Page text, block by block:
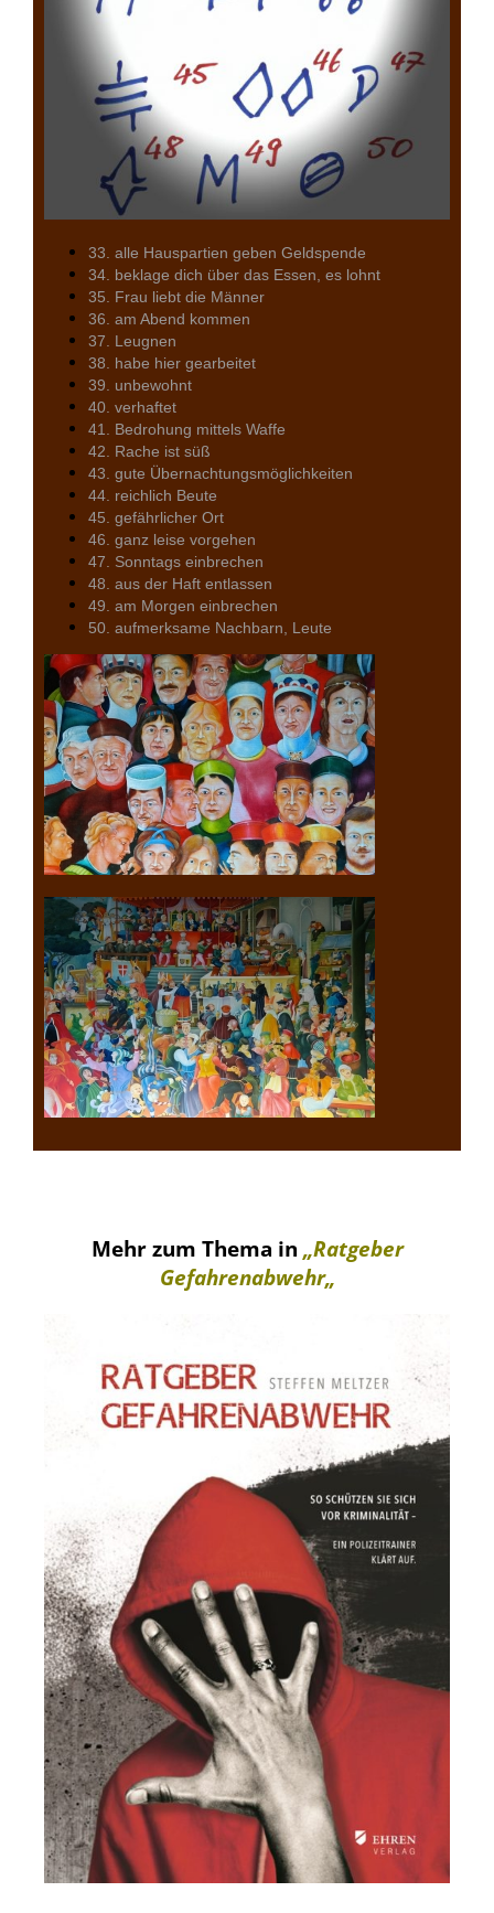
33. alle Hauspartien geben Geldspende
34. beklage dich über das Essen, es lohnt
35. Frau liebt die Männer
36. am Abend kommen
37. Leugnen
38. habe hier gearbeitet
39. unbewohnt
40. verhaftet
41. Bedrohung mittels Waffe
42. Rache ist süß
43. gute Übernachtungsmöglichkeiten
44. reichlich Beute
45. gefährlicher Ort
46. ganz leise vorgehen
47. Sonntags einbrechen
48. aus der Haft entlassen
49. am Morgen einbrechen
50. aufmerksame Nachbarn, Leute
Mehr zum Thema in „Ratgeber
Gefahrenabwehr„